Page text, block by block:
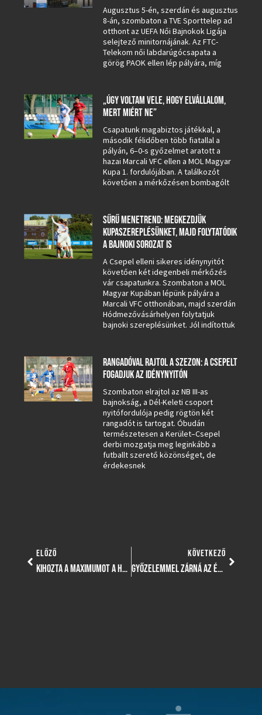
Augusztus 5-én, szerdán és augusztus
8-án, szombaton a TVE Sporttelep ad
otthont az UEFA Női Bajnokok Ligája
selejtező minitornájának. Az FTC-
Telekom női labdarúgócsapata a
görög PAOK ellen lép pályára, míg
„ÚGY VOLTAM VELE, HOGY ELVÁLLALOM,
MERT MIÉRT NE”
Csapatunk magabiztos játékkal, a
második félidőben több fiatallal a
pályán, 6–0-s győzelmet aratott a
hazai Marcali VFC ellen a MOL Magyar
Kupa 1. fordulójában. A találkozót
követően a mérkőzésen bombagólt
SŰRŰ MENETREND: MEGKEZDJÜK
KUPASZEREPLÉSÜNKET, MAJD FOLYTATÓDIK
A BAJNOKI SOROZAT IS
A Csepel elleni sikeres idénynyitót
követően két idegenbeli mérkőzés
vár csapatunkra. Szombaton a MOL
Magyar Kupában lépünk pályára a
Marcali VFC otthonában, majd szerdán
Hódmezővásárhelyen folytatjuk
bajnoki szereplésünket. Jól indítottuk
RANGADÓVAL RAJTOL A SZEZON: A CSEPELT
FOGADJUK AZ IDÉNYNYITÓN
Szombaton elrajtol az NB III-as
bajnokság, a Dél-Keleti csoport
nyitófordulója pedig rögtön két
rangadót is tartogat. Óbudán
természetesen a Kerület–Csepel
derbi mozgatja meg leginkább a
futballt szerető közönséget, de
érdekesnek
ELŐZŐ
KIHOZTA A MAXIMUMOT A HÉTVÉGÉBŐL ILLÉS HENI CSAPATA
KÖVETKEZŐ
GYŐZELEMMEL ZÁRNÁ AZ ÉVET LUKÁCS DÉNES CSAPATA